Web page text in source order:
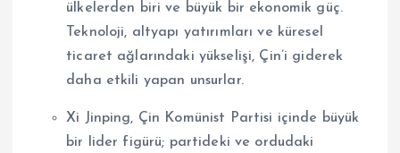
ülkelerden biri ve büyük bir ekonomik güç.
Teknoloji, altyapı yatırımları ve küresel
ticaret ağlarındaki yükselişi, Çin’i giderek
daha etkili yapan unsurlar.
Xi Jinping, Çin Komünist Partisi içinde büyük
bir lider figürü; partideki ve ordudaki